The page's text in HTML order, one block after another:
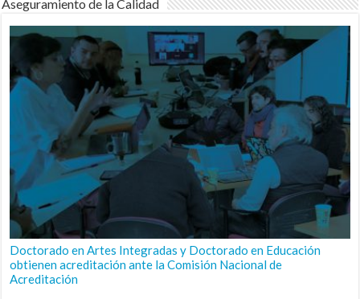
Aseguramiento de la Calidad
Doctorado en Artes Integradas y Doctorado en Educación
obtienen acreditación ante la Comisión Nacional de
Acreditación